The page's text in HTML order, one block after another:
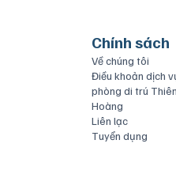
Chính sách
Về chúng tôi
Điều khoản dịch
phòng di trú
Hoàng
Liên lạc
Tuyển dụng